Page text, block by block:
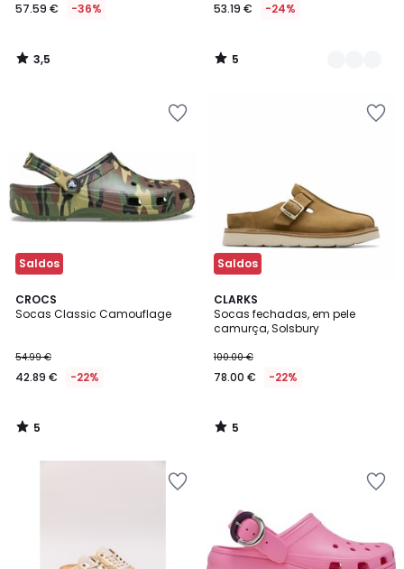
57.59 € -36%
3,5
/
53.19 € -24%
5
/
Saldos
CROCS
Socas Classic Camouflage
54.99 €
42.89 € -22%
5
/
5
/
Saldos
CLARKS
Socas fechadas, em pele
camurça, Solsbury
100.00 €
78.00 € -22%
5
/
5
5
/